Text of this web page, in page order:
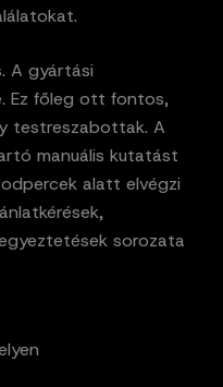
A gyártási
Ez főleg ott fontos,
testreszabottak. A
manuális kutatást
alatt elvégzi
sorozata